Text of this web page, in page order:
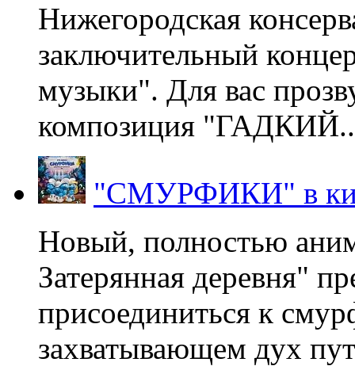
Нижегородская
заключительный
музыки". Для вас
композиция
"СМУРФИКИ" в
Новый, полностью
Затерянная деревня"
присоединиться к
захватывающем дух